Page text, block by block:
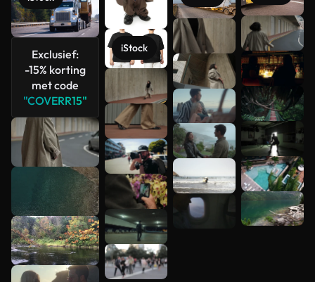
Exclusief:
-15% korting
met code
"COVERR15"
iStock
Meer
bekijken